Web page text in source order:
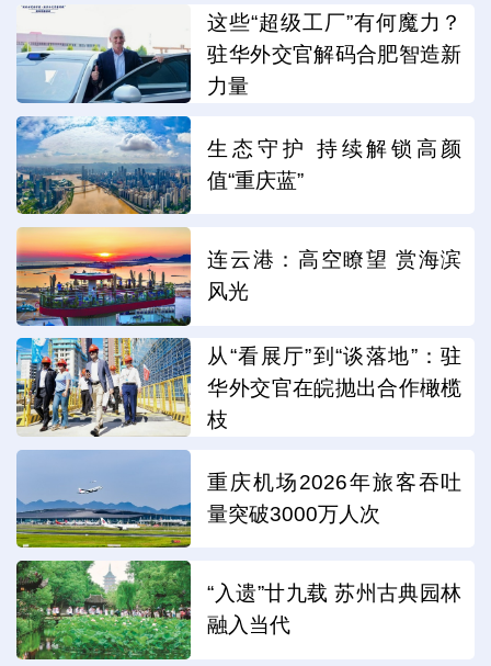
这些“超级工厂”有何魔力？
驻华外交官解码合肥智造新
力量
生态守护 持续解锁高颜
值“重庆蓝”
连云港：高空瞭望 赏海滨
风光
从“看展厅”到“谈落地”：驻
华外交官在皖抛出合作橄榄
枝
重庆机场2026年旅客吞吐
量突破3000万人次
“入遗”廿九载 苏州古典园林
融入当代